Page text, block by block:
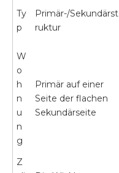
Ty
p
Primär-/Sekundärst
ruktur
W
o
h
n
u
n
g
Primär auf einer
Seite der flachen
Sekundärseite
Z